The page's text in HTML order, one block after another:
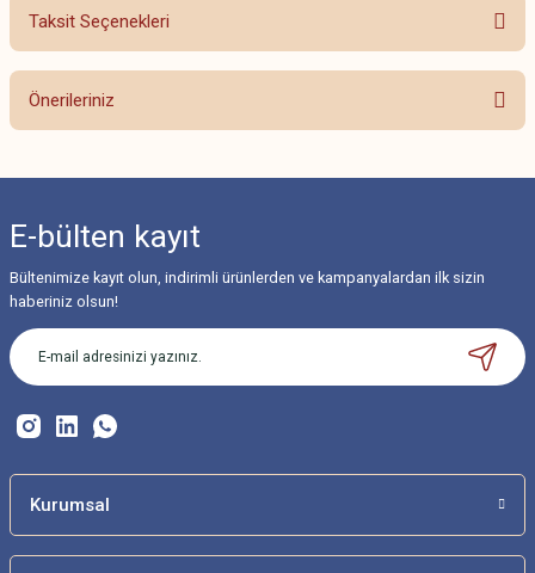
Bu ürüne ilk yorumu siz yapın!
Taksit Seçenekleri
Önerileriniz
Görüş ve önerileriniz için teşekkür ederiz.
Ürün resmi kalitesiz, bozuk veya görüntülenemiyor.
Ürün açıklamasında eksik bilgiler bulunuyor.
Ürün bilgilerinde hatalar bulunuyor.
Bu ürüne benzer farklı alternatifler olmalı.
E-bülten kayıt
Bültenimize kayıt olun, indirimli ürünlerden ve kampanyalardan ilk sizin
haberiniz olsun!
Kurumsal